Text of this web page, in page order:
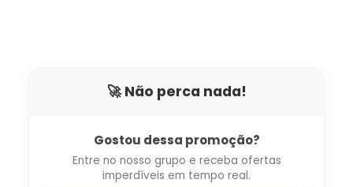
🚀 Não perca nada!
Gostou dessa promoção?
Entre no nosso grupo e receba ofertas
imperdíveis em tempo real.